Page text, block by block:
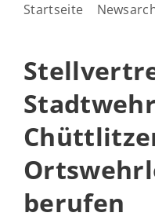
Startseite
berufen